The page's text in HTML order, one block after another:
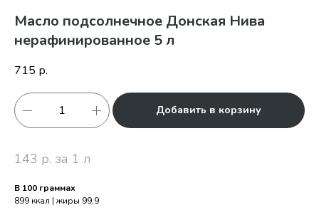
Масло подсолнечное Донская Нива
нерафинированное 5 л
715 р.
Добавить в корзину
143 р. за 1 л
В 100 граммах
899 ккал | жиры 99,9